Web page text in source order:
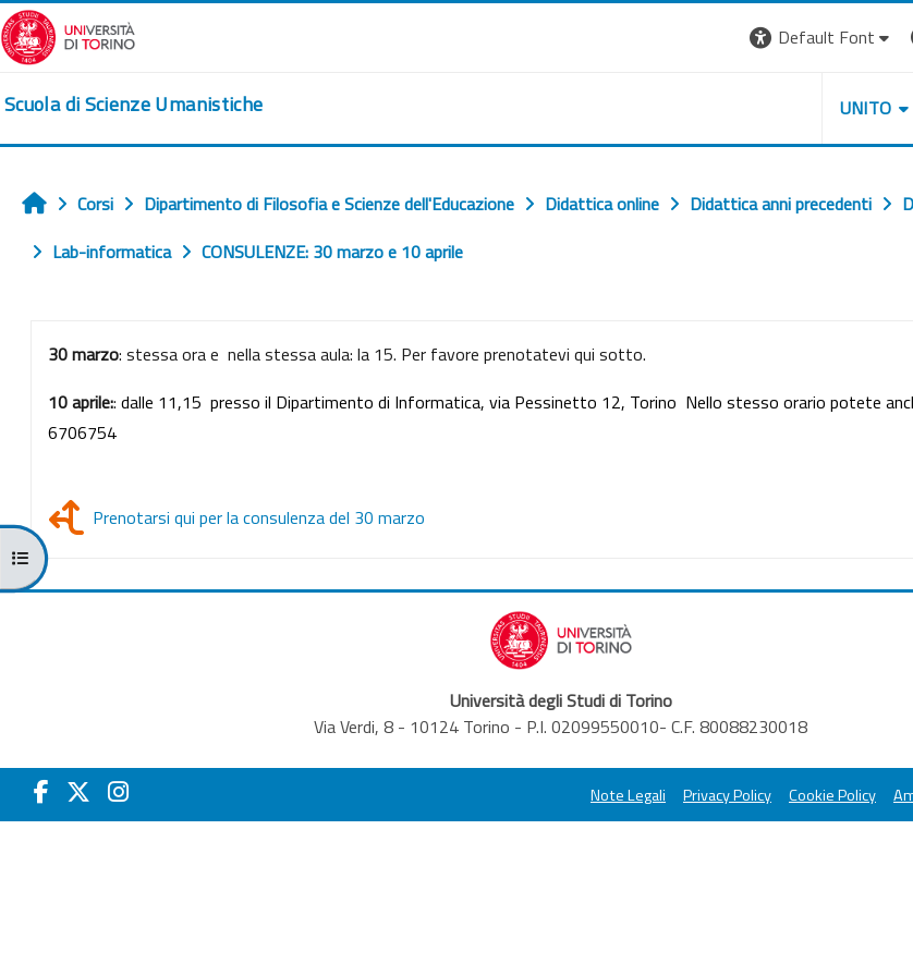
Vai al contenuto principale
Default Font
Scuola di Scienze Umanistiche UNITO
Apri indice del corso
Home
Corsi Dipartimento di Filosofia e Scienze dell'Educazione Didattica online Didattica anni precedenti
Lab-informatica
CONSULENZE: 30 marzo e 10 aprile
Schema della sezione
30 marzo: stessa ora e nella stessa aula: la 15. Per favore prenotatevi qui sotto.
10 aprile:: dalle 11,15 presso il Dipartimento di Informatica, via Pessinetto 12, Torino Nello stesso orario potete
6706754
Prenotarsi qui per la consulenza del 30 marzo
Università degli Studi di Torino
Via Verdi, 8 - 10124 Torino - P.I. 02099550010- C.F. 80088230018
Note Legali Privacy Policy Cookie Policy